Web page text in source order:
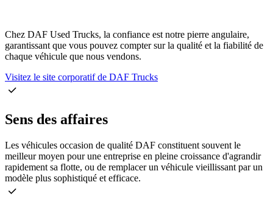
Chez DAF Used Trucks, la confiance est notre pierre angulaire,
garantissant que vous pouvez compter sur la qualité et la fiabilité de
chaque véhicule que nous vendons.
Visitez le site corporatif de DAF Trucks
Sens des affaires
Les véhicules occasion de qualité DAF constituent souvent le
meilleur moyen pour une entreprise en pleine croissance d'agrandir
rapidement sa flotte, ou de remplacer un véhicule vieillissant par un
modèle plus sophistiqué et efficace.